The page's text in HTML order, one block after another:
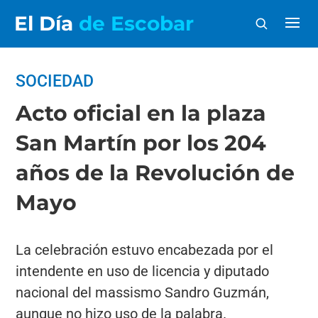
El Día de Escobar
SOCIEDAD
Acto oficial en la plaza
San Martín por los 204
años de la Revolución de
Mayo
La celebración estuvo encabezada por el
intendente en uso de licencia y diputado
nacional del massismo Sandro Guzmán,
aunque no hizo uso de la palabra.